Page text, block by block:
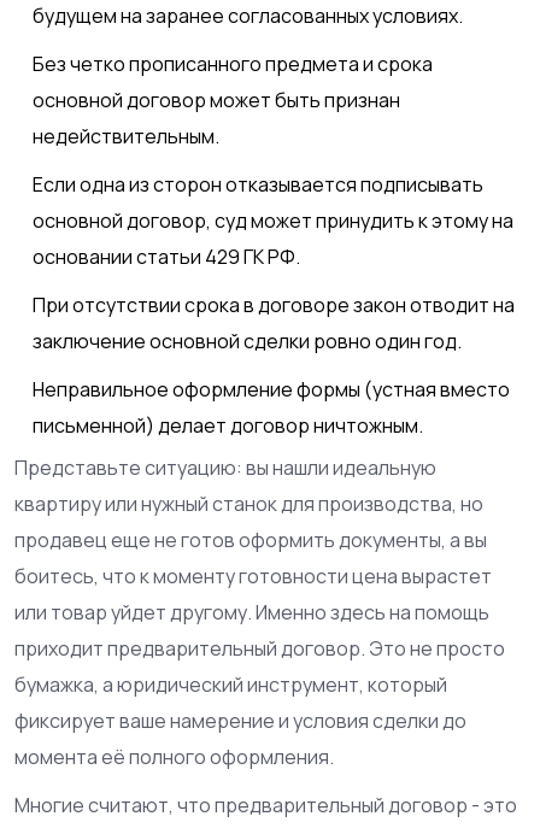
будущем на заранее согласованных условиях.
Без четко прописанного предмета и срока
основной договор может быть признан
недействительным.
Если одна из сторон отказывается подписывать
основной договор, суд может принудить к этому на
основании статьи 429 ГК РФ.
При отсутствии срока в договоре закон отводит на
заключение основной сделки ровно один год.
Неправильное оформление формы (устная вместо
письменной) делает договор ничтожным.
Представьте ситуацию: вы нашли идеальную
квартиру или нужный станок для производства, но
продавец еще не готов оформить документы, а вы
боитесь, что к моменту готовности цена вырастет
или товар уйдет другому. Именно здесь на помощь
приходит предварительный договор. Это не просто
бумажка, а юридический инструмент, который
фиксирует ваше намерение и условия сделки до
момента её полного оформления.
Многие считают, что предварительный договор - это